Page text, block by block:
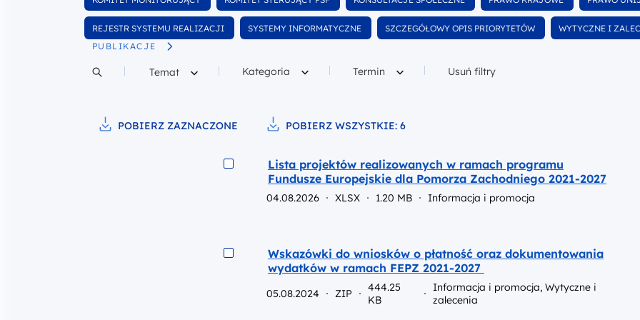
wśród dokumentów wśród dokumentów wśród dokumentów wśród dokumentówwśród
Wyfiltruj
REJESTR SYSTEMU REALIZACJI
wśród dokumentów
Wyfiltruj
SYSTEMY INFORMATYCZNE Wyfiltruj
SZCZEGÓŁOWY OPIS PRIORYTETÓW Wyfiltruj
WYTYCZNE I
PUBLIKACJE
Filtruj według
Temat Filtruj według
Kategoria Filtruj według
Termin Usuń filtry
POBIERZ ZAZNACZONE POBIERZ WSZYSTKIE: 6
Podgląd
Lista projektów realizowanych w ramach programu
Fundusze Europejskie dla Pomorza Zachodniego 2021-2027
04.08.2026 XLSX 1.20 MB Informacja i promocja
Podgląd
Wskazówki do wniosków o płatność oraz dokumentowania
wydatków w ramach FEPZ 2021-2027
05.08.2024 ZIP
444.25
KB
Informacja i promocja, Wytyczne i
zalecenia